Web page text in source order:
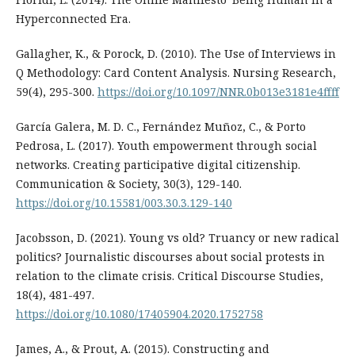
Hyperconnected Era.
Gallagher, K., & Porock, D. (2010). The Use of Interviews in
Q Methodology: Card Content Analysis. Nursing Research,
59(4), 295-300. https://doi.org/10.1097/NNR.0b013e3181e4ffff
García Galera, M. D. C., Fernández Muñoz, C., & Porto
Pedrosa, L. (2017). Youth empowerment through social
networks. Creating participative digital citizenship.
Communication & Society, 30(3), 129-140.
https://doi.org/10.15581/003.30.3.129-140
Jacobsson, D. (2021). Young vs old? Truancy or new radical
politics? Journalistic discourses about social protests in
relation to the climate crisis. Critical Discourse Studies,
18(4), 481-497.
https://doi.org/10.1080/17405904.2020.1752758
James, A., & Prout, A. (2015). Constructing and